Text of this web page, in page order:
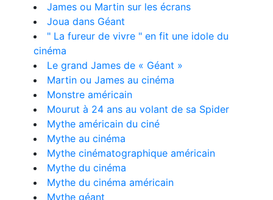
James ou Martin sur les écrans
Joua dans Géant
" La fureur de vivre " en fit une idole du
cinéma
Le grand James de « Géant »
Martin ou James au cinéma
Monstre américain
Mourut à 24 ans au volant de sa Spider
Mythe américain du ciné
Mythe au cinéma
Mythe cinématographique américain
Mythe du cinéma
Mythe du cinéma américain
Mythe géant